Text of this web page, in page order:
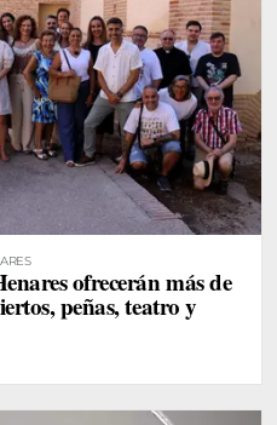
ofrecerán más de
peñas, teatro y